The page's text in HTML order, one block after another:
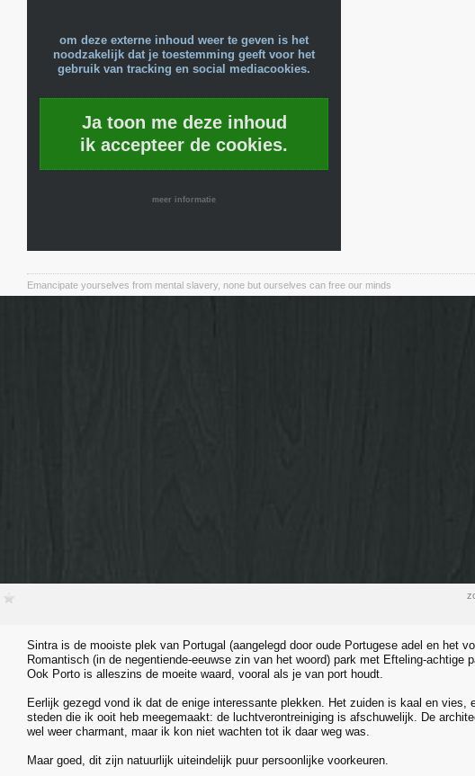
om deze externe inhoud weer te geven is het
noodzakelijk dat je toestemming geeft voor het
gebruik van tracking en social mediacookies.
Ja toon me deze inhoud
ik accepteer de cookies.
meer informatie
Emancipate yourselves from mental slavery, none but ourselves can free our minds
Sintra is de mooiste plek van Portugal (aangelegd door oude Portugese adel en het
Romantisch (in de negentiende-eeuwse zin van het woord) park met Efteling-achtige
Ook Porto is alleszins de moeite waard, vooral als je van port houdt.
Eerlijk gezegd vond ik dat de enige interessante plekken. Het zuiden is kaal en vies,
steden die ik ooit heb meegemaakt: de luchtverontreiniging is afschuwelijk. De
wel weer charmant, maar ik kon niet wachten tot ik daar weg was.
Maar goed, dit zijn natuurlijk uiteindelijk puur persoonlijke voorkeuren.